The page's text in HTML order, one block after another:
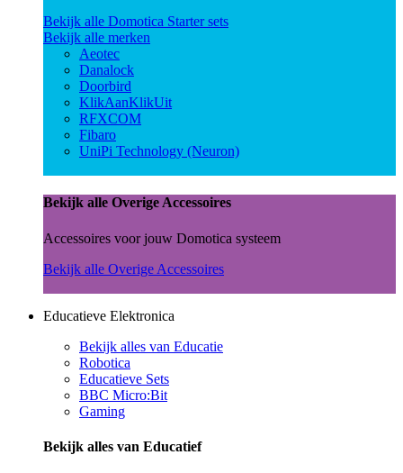
Bekijk alle Domotica Starter sets
Bekijk alle merken
Aeotec
Danalock
Doorbird
KlikAanKlikUit
RFXCOM
Fibaro
UniPi Technology (Neuron)
Bekijk alle Overige Accessoires
Accessoires voor jouw Domotica systeem
Bekijk alle Overige Accessoires
Educatieve Elektronica
Bekijk alles van Educatie
Robotica
Educatieve Sets
BBC Micro:Bit
Gaming
Bekijk alles van Educatief